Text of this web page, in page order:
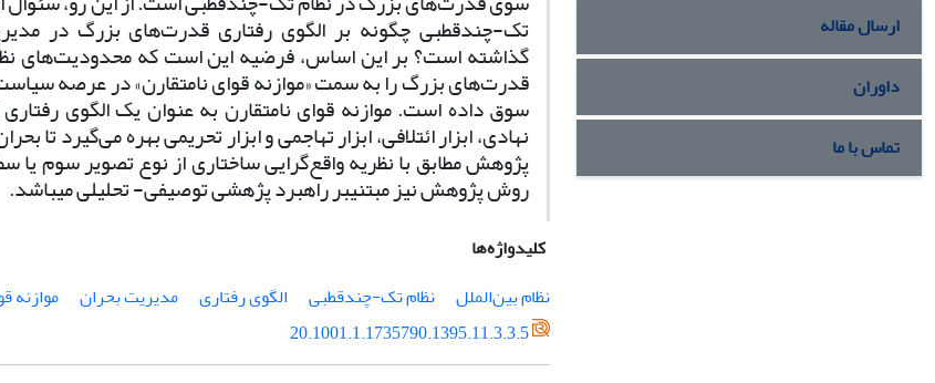
تک-چندقطبی چگونه بر الگوی رفتاری قدرت‌های بزرگ در
گذاشته است؟ بر این اساس، فرضیه این است که محدودیت‌های
قدرت‌های بزرگ را به سمت «موازنه قوای نامتقارن» در عرصه
سوق داده است. موازنه قوای نامتقارن به عنوان یک الگوی رفتاری
نهادی، ابزار ائتلافی، ابزار تهاجمی و ابزار تحریمی بهره می‌گیرد تا
پژوهش مطابق با نظریه واقع‌گرایی ساختاری از نوع تصویر سوم یا
روش پژوهش نیز مبتنیبر راهبرد پژهشی توصیفی- تحلیلی می­باشد.
کلیدواژه‌ها
نظام بین‌الملل
نظام تک-چندقطبی الگوی رفتاری مدیریت بحران
موازنه
20.1001.1.1735790.1395.11.3.3.5
ارسال مقاله
داوران
تماس با ما